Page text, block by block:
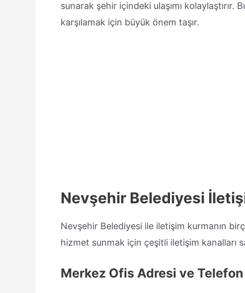
sunarak şehir içindeki ulaşımı kolaylaştırır.
karşılamak için büyük önem taşır.
Nevşehir Belediyesi
Nevşehir Belediyesi ile iletişim kurmanın
hizmet sunmak için çeşitli iletişim kanalları
Merkez Ofis Adresi ve Telefon